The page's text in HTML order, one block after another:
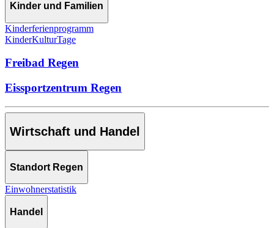
Kinder und Familien
Kinderferienprogramm
KinderKulturTage
Freibad Regen
Eissportzentrum Regen
Wirtschaft und Handel
Standort Regen
Einwohnerstatistik
Handel